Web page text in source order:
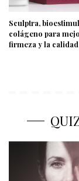
Sculptra,
colágeno para
firmeza y la